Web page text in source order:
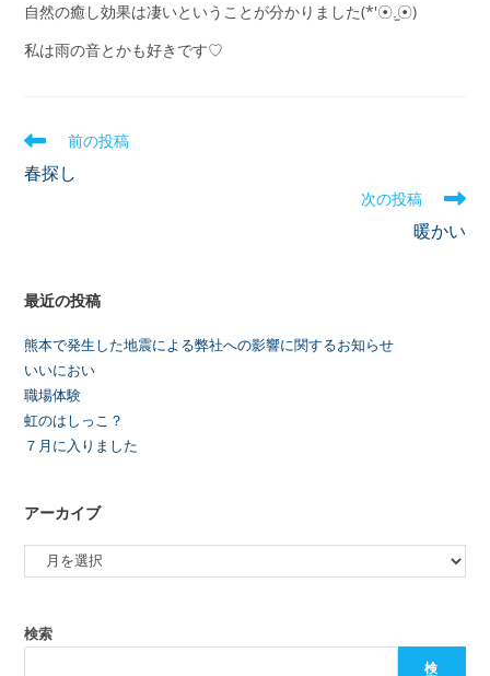
自然の癒し効果は凄いということが分かりました(*′☉.̫☉)
私は雨の音とかも好きです♡
前の投稿
春探し
次の投稿
暖かい
最近の投稿
熊本で発生した地震による弊社への影響に関するお知らせ
いいにおい
職場体験
虹のはしっこ？
７月に入りました
アーカイブ
検索
検